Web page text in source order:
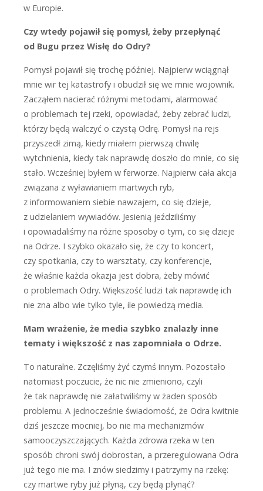
w Europie.
Czy wtedy pojawił się pomysł, żeby przepłynąć
od Bugu przez Wisłę do Odry?
Pomysł pojawił się trochę później. Najpierw wciągnął
mnie wir tej katastrofy i obudził się we mnie wojownik.
Zacząłem nacierać różnymi metodami, alarmować
o problemach tej rzeki, opowiadać, żeby zebrać ludzi,
którzy będą walczyć o czystą Odrę. Pomysł na rejs
przyszedł zimą, kiedy miałem pierwszą chwilę
wytchnienia, kiedy tak naprawdę doszło do mnie, co się
stało. Wcześniej byłem w ferworze. Najpierw cała akcja
związana z wyławianiem martwych ryb,
z informowaniem siebie nawzajem, co się dzieje,
z udzielaniem wywiadów. Jesienią jeździliśmy
i opowiadaliśmy na różne sposoby o tym, co się dzieje
na Odrze. I szybko okazało się, że czy to koncert,
czy spotkania, czy to warsztaty, czy konferencje,
że właśnie każda okazja jest dobra, żeby mówić
o problemach Odry. Większość ludzi tak naprawdę ich
nie zna albo wie tylko tyle, ile powiedzą media.
Mam wrażenie, że media szybko znalazły inne
tematy i większość z nas zapomniała o Odrze.
To naturalne. Zczęliśmy żyć czymś innym. Pozostało
natomiast poczucie, że nic nie zmieniono, czyli
że tak naprawdę nie załatwiliśmy w żaden sposób
problemu. A jednocześnie świadomość, że Odra kwitnie
dziś jeszcze mocniej, bo nie ma mechanizmów
samooczyszczających. Każda zdrowa rzeka w ten
sposób chroni swój dobrostan, a przeregulowana Odra
już tego nie ma. I znów siedzimy i patrzymy na rzekę:
czy martwe ryby już płyną, czy będą płynąć?